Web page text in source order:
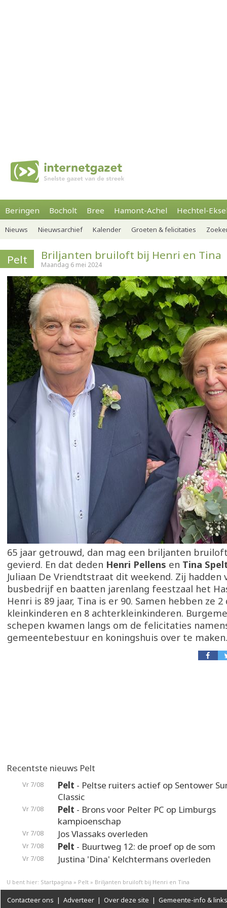
Beringen Bocholt Bree Hamont-Achel Hechtel-
Nieuws Nieuwsarchief Kalender Groeten & felicitaties
Pelt Briljanten bruiloft bij Henri en Tina
Maandag 6 mei 2024
65 jaar getrouwd, dan mag een briljanten
gevierd. En dat deden Henri Pellens en Tina
Juliaan De Vriendtstraat dit weekend. Zij hadden
busbedrijf en baatten jarenlang feestzaal het
Henri is 89 jaar, Tina is er 90. Samen hebben ze
kleinkinderen en 8 achterkleinkinderen.
schepen kwamen langs om de felicitaties
gemeentebestuur en koningshuis over te maken.
Recentste nieuws Pelt
Vr 7/08 Pelt - Peltse ruiters actief op Sentower
Classic
Vr 7/08 Pelt - Brons voor Pelter PC op Limburgs
kampioenschap
Vr 7/08 Jos Vlassaks overleden
Vr 7/08 Pelt - Buurtweg 12: de proef op de som
Vr 7/08 Justina 'Dina' Kelchtermans overleden
U bent hier: Startpagina » Pelt » Briljanten bruiloft bij Henri en Tina
Contacteer ons | Adverteer | Over deze site | Gemeente-info & links